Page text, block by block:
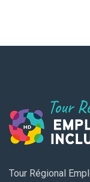
Tour Régional